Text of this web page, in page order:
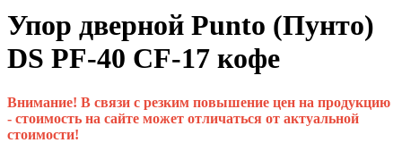
Упор дверной Punto (Пунто)
DS PF-40 CF-17 кофе
Внимание! В связи с резким повышение цен на продукцию
- стоимость на сайте может отличаться от актуальной
стоимости!